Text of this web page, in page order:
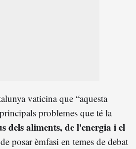
vaticina que “aquesta
problemes que té la
dels aliments, de l'energia i el
posar èmfasi en temes de debat